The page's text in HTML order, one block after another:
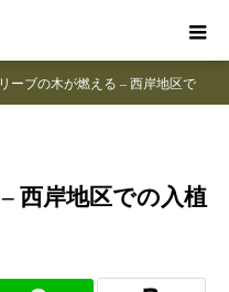
ーブの木が燃える – 西岸地区で
西岸地区での入植